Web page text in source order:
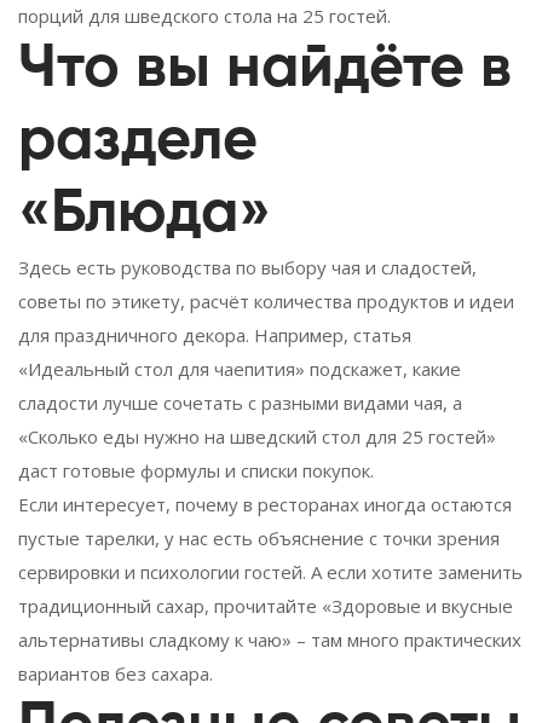
порций для шведского стола на 25 гостей.
Что вы найдёте в
разделе
«Блюда»
Здесь есть руководства по выбору чая и сладостей,
советы по этикету, расчёт количества продуктов и идеи
для праздничного декора. Например, статья
«Идеальный стол для чаепития» подскажет, какие
сладости лучше сочетать с разными видами чая, а
«Сколько еды нужно на шведский стол для 25 гостей»
даст готовые формулы и списки покупок.
Если интересует, почему в ресторанах иногда остаются
пустые тарелки, у нас есть объяснение с точки зрения
сервировки и психологии гостей. А если хотите заменить
традиционный сахар, прочитайте «Здоровые и вкусные
альтернативы сладкому к чаю» – там много практических
вариантов без сахара.